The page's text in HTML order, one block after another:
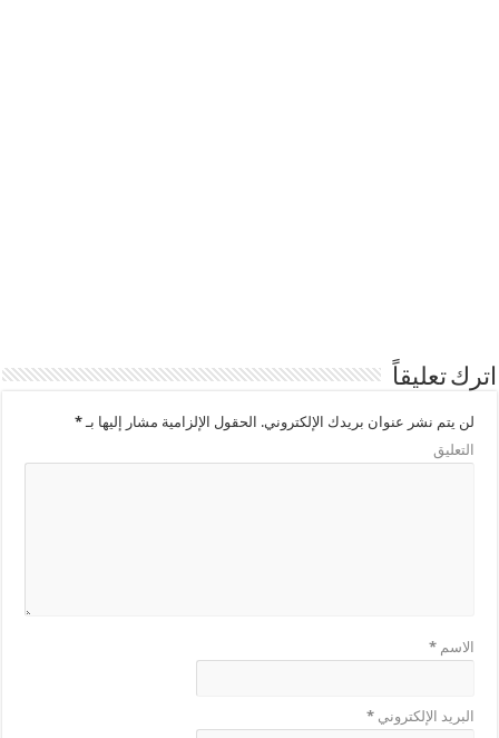
اترك تعليقاً
لن يتم نشر عنوان بريدك الإلكتروني. الحقول الإلزامية مشار إليها بـ*
التعليق
الاسم*
البريد الإلكتروني*